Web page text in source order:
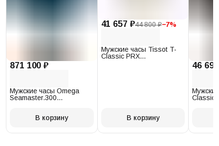
871 100 ₽
Мужские часы Omega
Seamaster.300
В корзину
41 657 ₽44 800 ₽−7%
Мужские часы Tissot T-
Classic PRX
В корзину
46
Classic